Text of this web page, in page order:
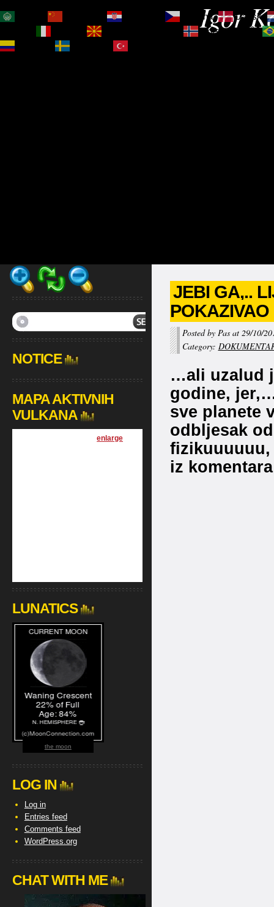
Igor
JEBI GA,..
Posted by Pas at 29/10/
Category:
…ali uzalud
godine,
sve planete
odbljesak
fizikuuuuuu,
iz
NOTICE
MAPA AKTIVNIH
VULKANA
[enlarge
LUNATICS
the moon
LOG IN
Log in
Entries feed
Comments feed
WordPress.org
CHAT WITH ME
Čeština‎
Dansk
Norsk bokmål